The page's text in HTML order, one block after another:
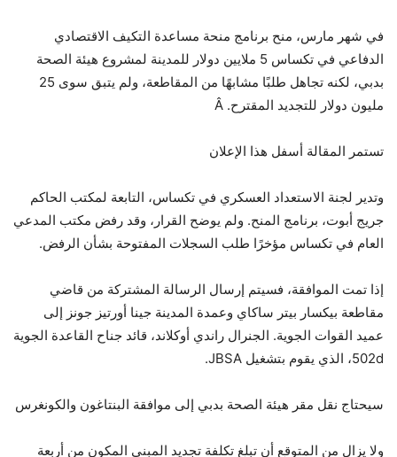
في شهر مارس، منح برنامج منحة مساعدة التكيف الاقتصادي
الدفاعي في تكساس 5 ملايين دولار للمدينة لمشروع هيئة الصحة
بدبي، لكنه تجاهل طلبًا مشابهًا من المقاطعة، ولم يتبق سوى 25
مليون دولار للتجديد المقترح. Â
تستمر المقالة أسفل هذا الإعلان
وتدير لجنة الاستعداد العسكري في تكساس، التابعة لمكتب الحاكم
جريج أبوت، برنامج المنح. ولم يوضح القرار، وقد رفض مكتب المدعي
العام في تكساس مؤخرًا طلب السجلات المفتوحة بشأن الرفض.
إذا تمت الموافقة، فسيتم إرسال الرسالة المشتركة من قاضي
مقاطعة بيكسار بيتر ساكاي وعمدة المدينة جينا أورتيز جونز إلى
عميد القوات الجوية. الجنرال راندي أوكلاند، قائد جناح القاعدة الجوية
502d، الذي يقوم بتشغيل JBSA.
سيحتاج نقل مقر هيئة الصحة بدبي إلى موافقة البنتاغون والكونغرس
ولا يزال من المتوقع أن تبلغ تكلفة تجديد المبنى المكون من أربعة